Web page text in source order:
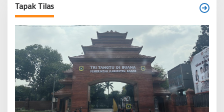
Tapak Tilas